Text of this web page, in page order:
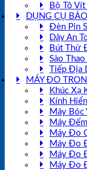
Bộ Tô Vít
DỤNG CỤ
Đèn Pin
Dây An
Bút Thử
Sào Thao
Tiếp Địa
MÁY ĐO
Khúc Xạ
Kính
Máy Bóc
Máy
Máy Đo
Máy Đo
Máy Đo
Máy Đo